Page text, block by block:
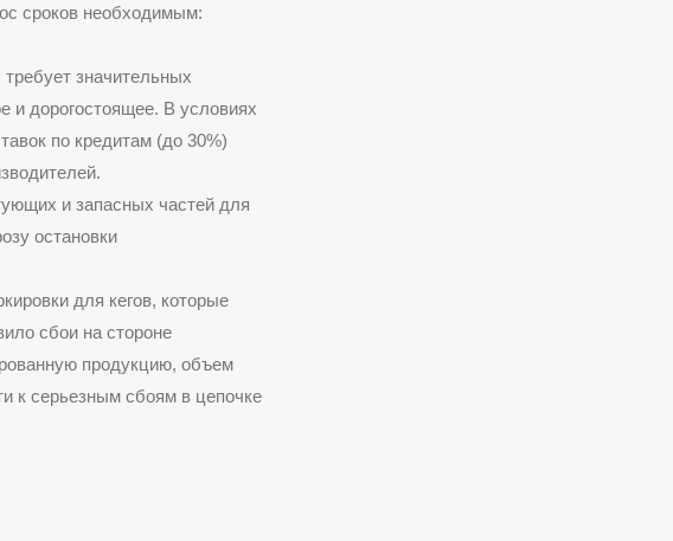
сроков необходимым:
значительных
и дорогостоящее. В условиях
по кредитам (до 30%)
и запасных частей для
остановки
для кегов, которые
сбои на стороне
продукцию, объем
к серьезным сбоям в цепочке